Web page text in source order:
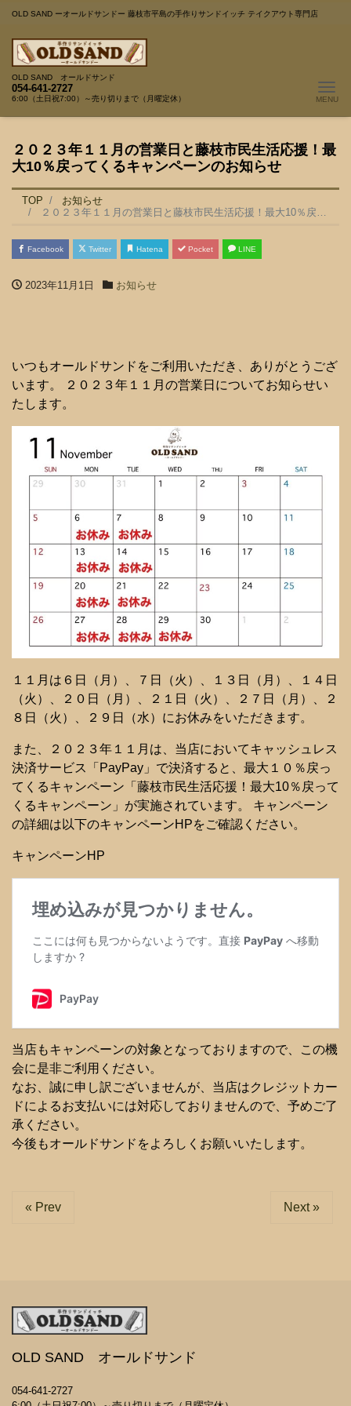
OLD SAND ーオールドサンドー 藤枝市平島の手作りサンドイッチ テイクアウト専門店
OLD SAND オールドサンド
054-641-2727
6:00（土日祝7:00）～売り切りまで（月曜定休）
２０２３年１１月の営業日と藤枝市民生活応援！最
大10％戻ってくるキャンペーンのお知らせ
TOP
お知らせ
２０２３年１１月の営業日と藤枝市民生活応援！最大10％戻ってくるキャンペーンのお知らせ
Facebook Twitter Hatena Pocket LINE
2023年11月1日 お知らせ
いつもオールドサンドをご利用いただき、ありがとうござ
います。 ２０２３年１１月の営業日についてお知らせい
たします。
１１月は６日（月）、７日（火）、１３日（月）、１４日
（火）、２０日（月）、２１日（火）、２７日（月）、２
８日（火）、２９日（水）にお休みをいただきます。
また、２０２３年１１月は、当店においてキャッシュレス
決済サービス「PayPay」で決済すると、最大１０％戻っ
てくるキャンペーン「藤枝市民生活応援！最大10％戻って
くるキャンペーン」が実施されています。 キャンペーン
の詳細は以下のキャンペーンHPをご確認ください。
キャンペーンHP
当店もキャンペーンの対象となっておりますので、この機
会に是非ご利用ください。
なお、誠に申し訳ございませんが、当店はクレジットカー
ドによるお支払いには対応しておりませんので、予めご了
承ください。
今後もオールドサンドをよろしくお願いいたします。
« Prev Next »
OLD SAND オールドサンド
054-641-2727